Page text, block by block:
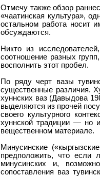
Отмечу также обзор
«чаатинская культура»,
остальном работа носит
обсуждаются.
Никто из
соотношение разных
восполнить этот пробел.
По ряду черт вазы
существенные различия.
хуннских ваз (Давыдова
выделяются из прочей
своего культурного
хуннской традиции — но
вещественном материале.
Минусинские
предположить, что если
минусинских и,
сопоставления ваз